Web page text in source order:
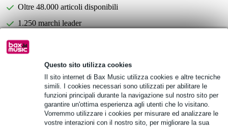
Questo sito utilizza cookies
Il sito internet di Bax Music utilizza cookies e altre tecniche
simili. I cookies necessari sono utilizzati per abilitare le
funzioni principali durante la navigazione sul nostro sito per
garantire un'ottima esperienza agli utenti che lo visitano.
Vorremmo utilizzare i cookies per misurare ed analizzare le
vostre interazioni con il nostro sito, per migliorare la sua
Oltre 48.000 articoli disponibili
1.250 marchi leader
tipo: anello distanziatore
adatto per: PL 8 RV - 4 Ohm
materiale: plastica
Specifiche complete